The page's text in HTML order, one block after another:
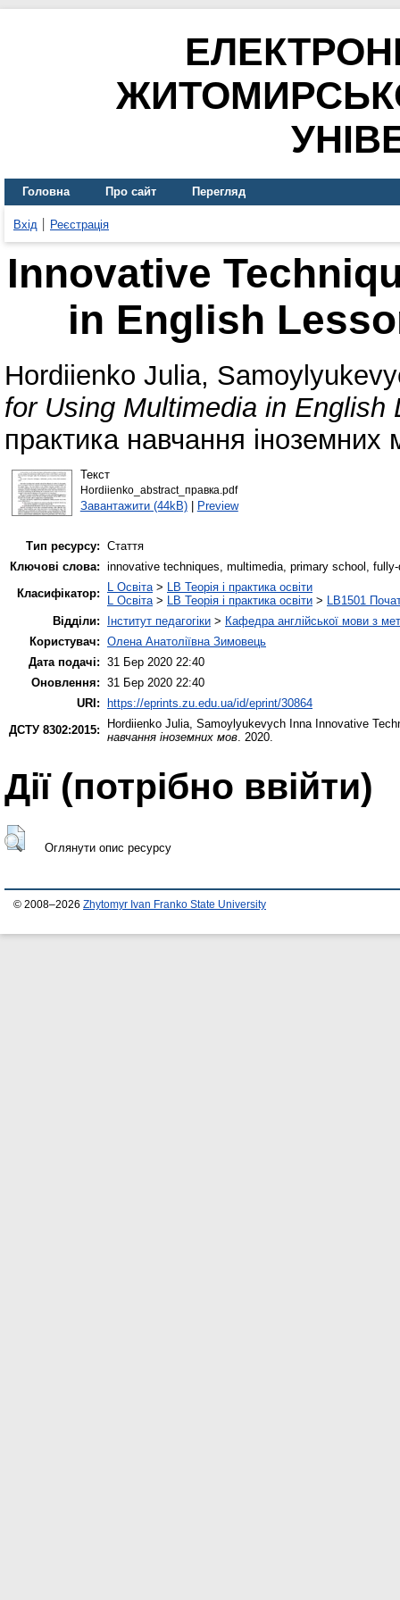
Головна Про сайт Перегляд
Вхід Реєстрація
Innovative
in English
Hordiienko Julia,
for Using Multimedia in
практика навчання іноземних
Текст
Hordiienko_abstract_правка.pdf
Завантажити (44kB)| Preview
Тип ресурсу: Стаття
Ключові слова: innovative techniques, multimedia, primary school,
Класифікатор:
L Освіта> LB Теорія і практика освіти
L Освіта> LB Теорія і практика освіти > LB1501
Відділи:
Інститут педагогіки > Кафедра англійської мови з
Користувач: Олена Анатоліївна Зимовець
Дата подачі: 31 Бер 2020 22:40
Оновлення: 31 Бер 2020 22:40
URI:
https://eprints.zu.edu.ua/id/eprint/30864
ДСТУ 8302:2015:
Hordiienko Julia, Samoylyukevych InnaInnovative
навчання іноземних мов. 2020.
Дії ​​(потрібно ввійти)
Оглянути опис ресурсу
© 2008–2026 Zhytomyr Ivan Franko State University